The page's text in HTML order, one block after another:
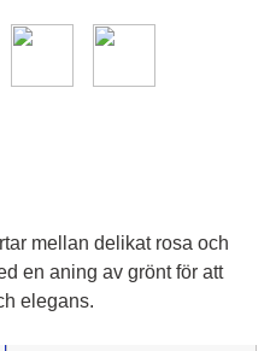
mellan delikat rosa och
en aning av grönt för att
elegans.